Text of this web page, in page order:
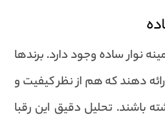
نوار ساده وجود دارد. برندها
دهند که هم از نظر کیفیت و
باشند. تحلیل دقیق این رقبا